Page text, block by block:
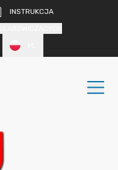
INSTRUKCJA